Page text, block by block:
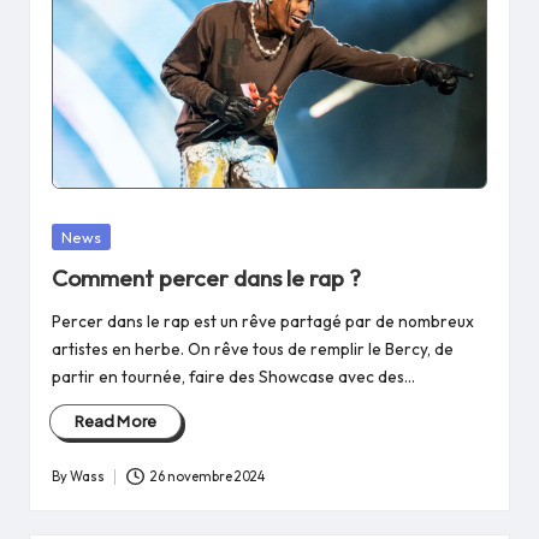
Posted
News
Comment percer dans le rap ?
Percer dans le rap est un rêve partagé par de nombreux
artistes en herbe. On rêve tous de remplir le Bercy, de
partir en tournée, faire des Showcase avec des…
Read More
Posted
ByWass 26 novembre 2024